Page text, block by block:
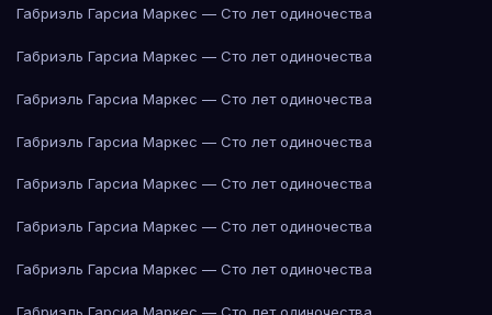
Габриэль Гарсиа Маркес — Сто лет одиночества
Габриэль Гарсиа Маркес — Сто лет одиночества
Габриэль Гарсиа Маркес — Сто лет одиночества
Габриэль Гарсиа Маркес — Сто лет одиночества
Габриэль Гарсиа Маркес — Сто лет одиночества
Габриэль Гарсиа Маркес — Сто лет одиночества
Габриэль Гарсиа Маркес — Сто лет одиночества
Габриэль Гарсиа Маркес — Сто лет одиночества